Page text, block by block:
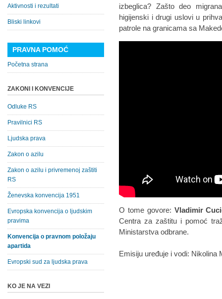
izbeglica? Zašto deo
higijenski i drugi uslovi u
patrole na granicama sa
O tome govore: Vladimir
Centra za zaštitu i pomoć
Ministarstva odbrane.
Emisiju uređuje i vodi: Nikolina
Aktivnosti i rezultati
Bliski linkovi
PRAVNA POMOĆ
Početna strana
ZAKONI I KONVENCIJE
Odluke RS
Pravilnici RS
Ljudska prava
Zakon o azilu
Zakon o azilu i privremenoj zaštiti
RS
Ženevska konvencija 1951
Evropska konvencija o ljudskim
pravima
Konvencija o pravnom položaju
apartida
Evropski sud za ljudska prava
KO JE NA VEZI